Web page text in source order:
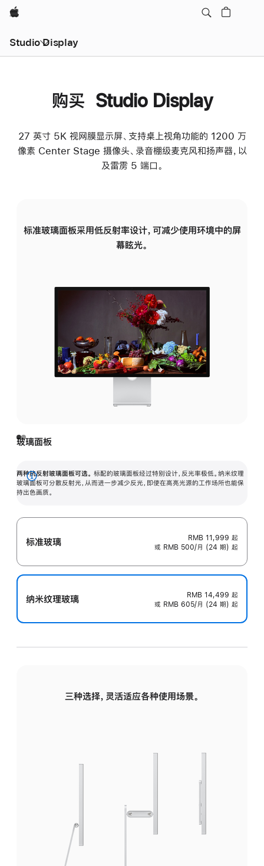
Apple
Studio Display
购买 Studio Display
27 英寸 5K 视网膜显示屏、支持桌上视角功能的 1200 万
像素 Center Stage 摄像头、录音棚级麦克风和扬声器，以
及雷雳 5 端口。
标准玻璃面板采用低反射率设计，可减少使用环境中的屏
幕眩光。
玻璃面板
两种抗反射玻璃面板可选。 标配的玻璃面板经过特别设计，反光率极低。纳米纹理
玻璃面板可分散反射光，从而进一步减少反光，即使在高亮光源的工作场所也能保
持出色画质。
展
开
标准玻璃 RMB 11,999 起
或 RMB 500/月 (24 期) 起
纳米纹理玻璃 RMB 14,499 起
或 RMB 605/月 (24 期) 起
三种选择，灵活适应各种使用场景。